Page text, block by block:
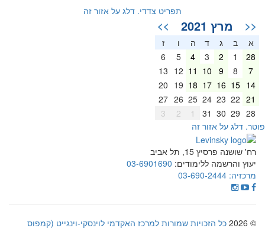
תפריט צדדי. דלג על אזור זה
<< מרץ 2021 >>
א ב ג ד ה
ז
28
2
3
4
5
6
7
8
9
10
11
12
13
14
15
16
17
18
19
20
21
22
23
24
25
26
27
28
29
30
31
2
3
דלג על אזור זה
רח' שושנה פרסיץ 15, תל אביב
יעוץ והרשמה ללימודים: 03-6901690
מרכזיה: 03-690-2444
© 2026 כל הזכויות שמורות למרכז האקדמי לוינסקי-וינגייט (קמפוס